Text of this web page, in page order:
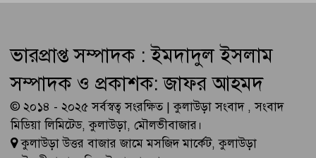
ভারপ্রাপ্ত সম্পাদক : ইমদাদুল ইসলাম
সম্পাদক ও প্রকাশক: জাফর আহমদ
© ২০১৪ - ২০২৫ সর্বস্বত্ব সংরক্ষিত | কুলাউড়া সংবাদ , সংবাদ
মিডিয়া লিমিটেড, কুলাউড়া, মৌলভীবাজার।
কুলাউড়া উত্তর বাজার জামে মসজিদ মার্কেট, কুলাউড়া